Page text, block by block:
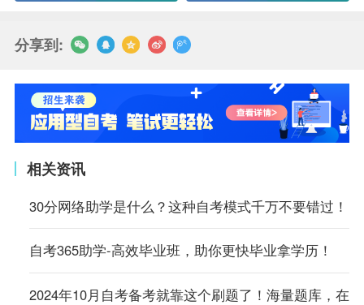
分享到:
相关资讯
30分网络助学是什么？这种自考模式千万不要错过！
自考365助学-高效毕业班，助你更快毕业拿学历！
2024年10月自考备考就靠这个刷题了！海量题库，在